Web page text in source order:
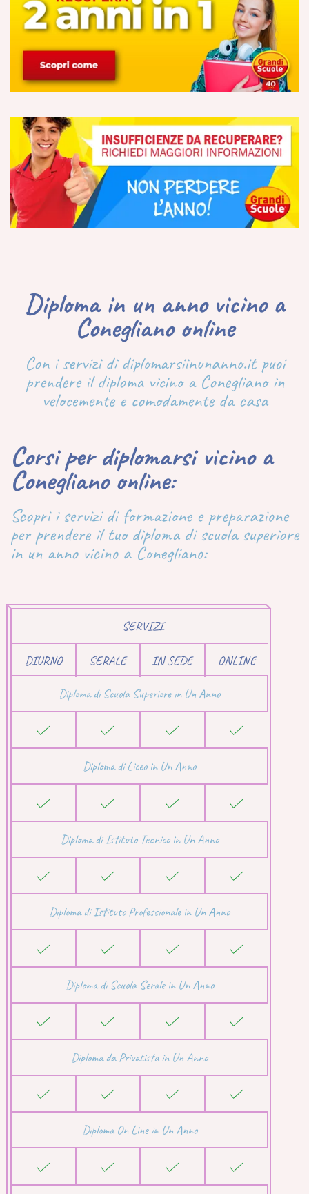
Diploma in un anno vicino a
Conegliano online
Con i servizi di diplomarsiinunanno.it puoi
prendere il diploma vicino a Conegliano in
velocemente e comodamente da casa
Corsi per diplomarsi vicino a
Conegliano online:
Scopri i servizi di formazione e preparazione
per prendere il tuo diploma di scuola superiore
in un anno vicino a Conegliano:
SERVIZI
DIURNO SERALE IN SEDE ONLINE
Diploma di Scuola Superiore in Un Anno
Diploma di Liceo in Un Anno
Diploma di Istituto Tecnico in Un Anno
Diploma di Istituto Professionale in Un Anno
Diploma di Scuola Serale in Un Anno
Diploma da Privatista in Un Anno
Diploma On Line in Un Anno